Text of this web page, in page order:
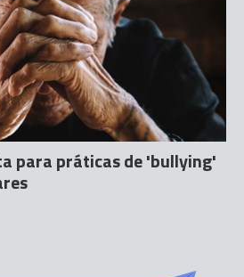
para práticas de 'bullying'